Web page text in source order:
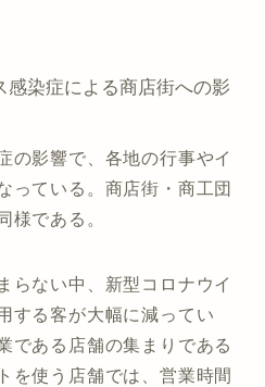
染症による商店街への影
の影響で、各地の行事やイ
っている。商店街・商工団
様である。
らない中、新型コロナウイ
する客が大幅に減ってい
である店舗の集まりである
を使う店舗では、営業時間